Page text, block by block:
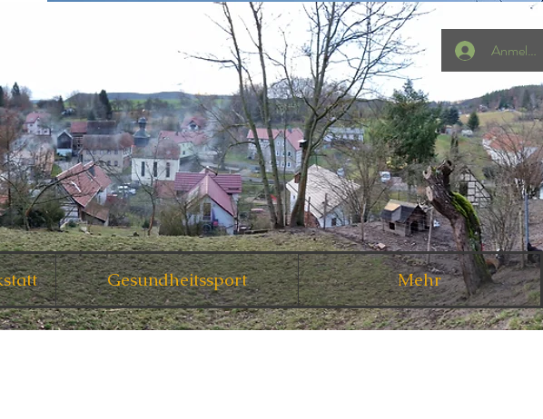
Gesundheitssport Mehr